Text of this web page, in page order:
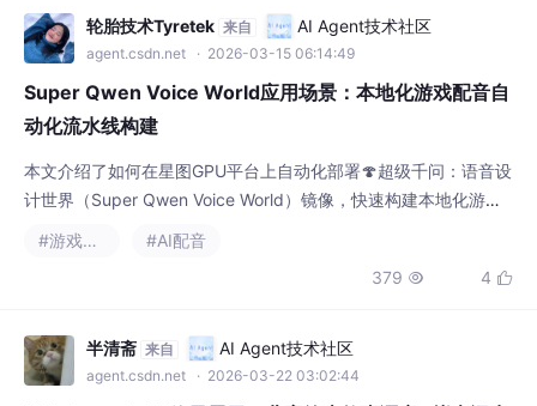
轮胎技术Tyretek 来自 AI Agent技术社区
agent.csdn.net · 2026-03-15 06:14:49
Super Qwen Voice World应用场景：本地化游戏配音自
动化流水线构建
本文介绍了如何在星图GPU平台上自动化部署🍄超级千问：语音设
计世界（Super Qwen Voice World）镜像，快速构建本地化游戏
配音流水线。该镜像基于Qwen3-TTS技术，支持通过自然语言描
#游戏开发
#AI配音
379  4 
半清斋 来自 AI Agent技术社区
agent.csdn.net · 2026-03-22 03:02:44